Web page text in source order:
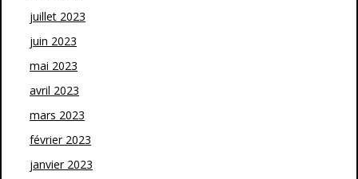
juillet 2023
juin 2023
mai 2023
avril 2023
mars 2023
février 2023
janvier 2023